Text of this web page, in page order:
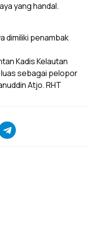
yang handal.
dimiliki penambak
Kadis Kelautan
luas sebagai pelopor
Atjo. RHT